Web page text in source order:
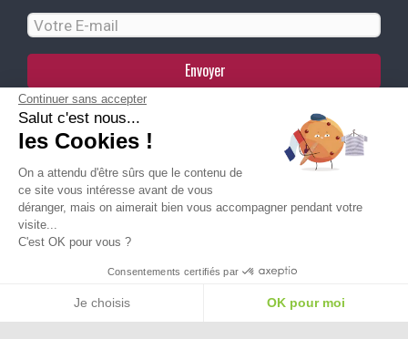
Besoin d'aide pour choisir une
taille ou une pointure ?
Envoyer
Paiement Sécurisé
Ma Livraison
Continuer sans accepter
Salut c'est nous...
les Cookies !
On a attendu d'être sûrs que le contenu de
ce site vous intéresse avant de vous
déranger, mais on aimerait bien vous accompagner pendant votre
visite...
C'est OK pour vous ?
Consentements certifiés par
Je choisis OK pour moi